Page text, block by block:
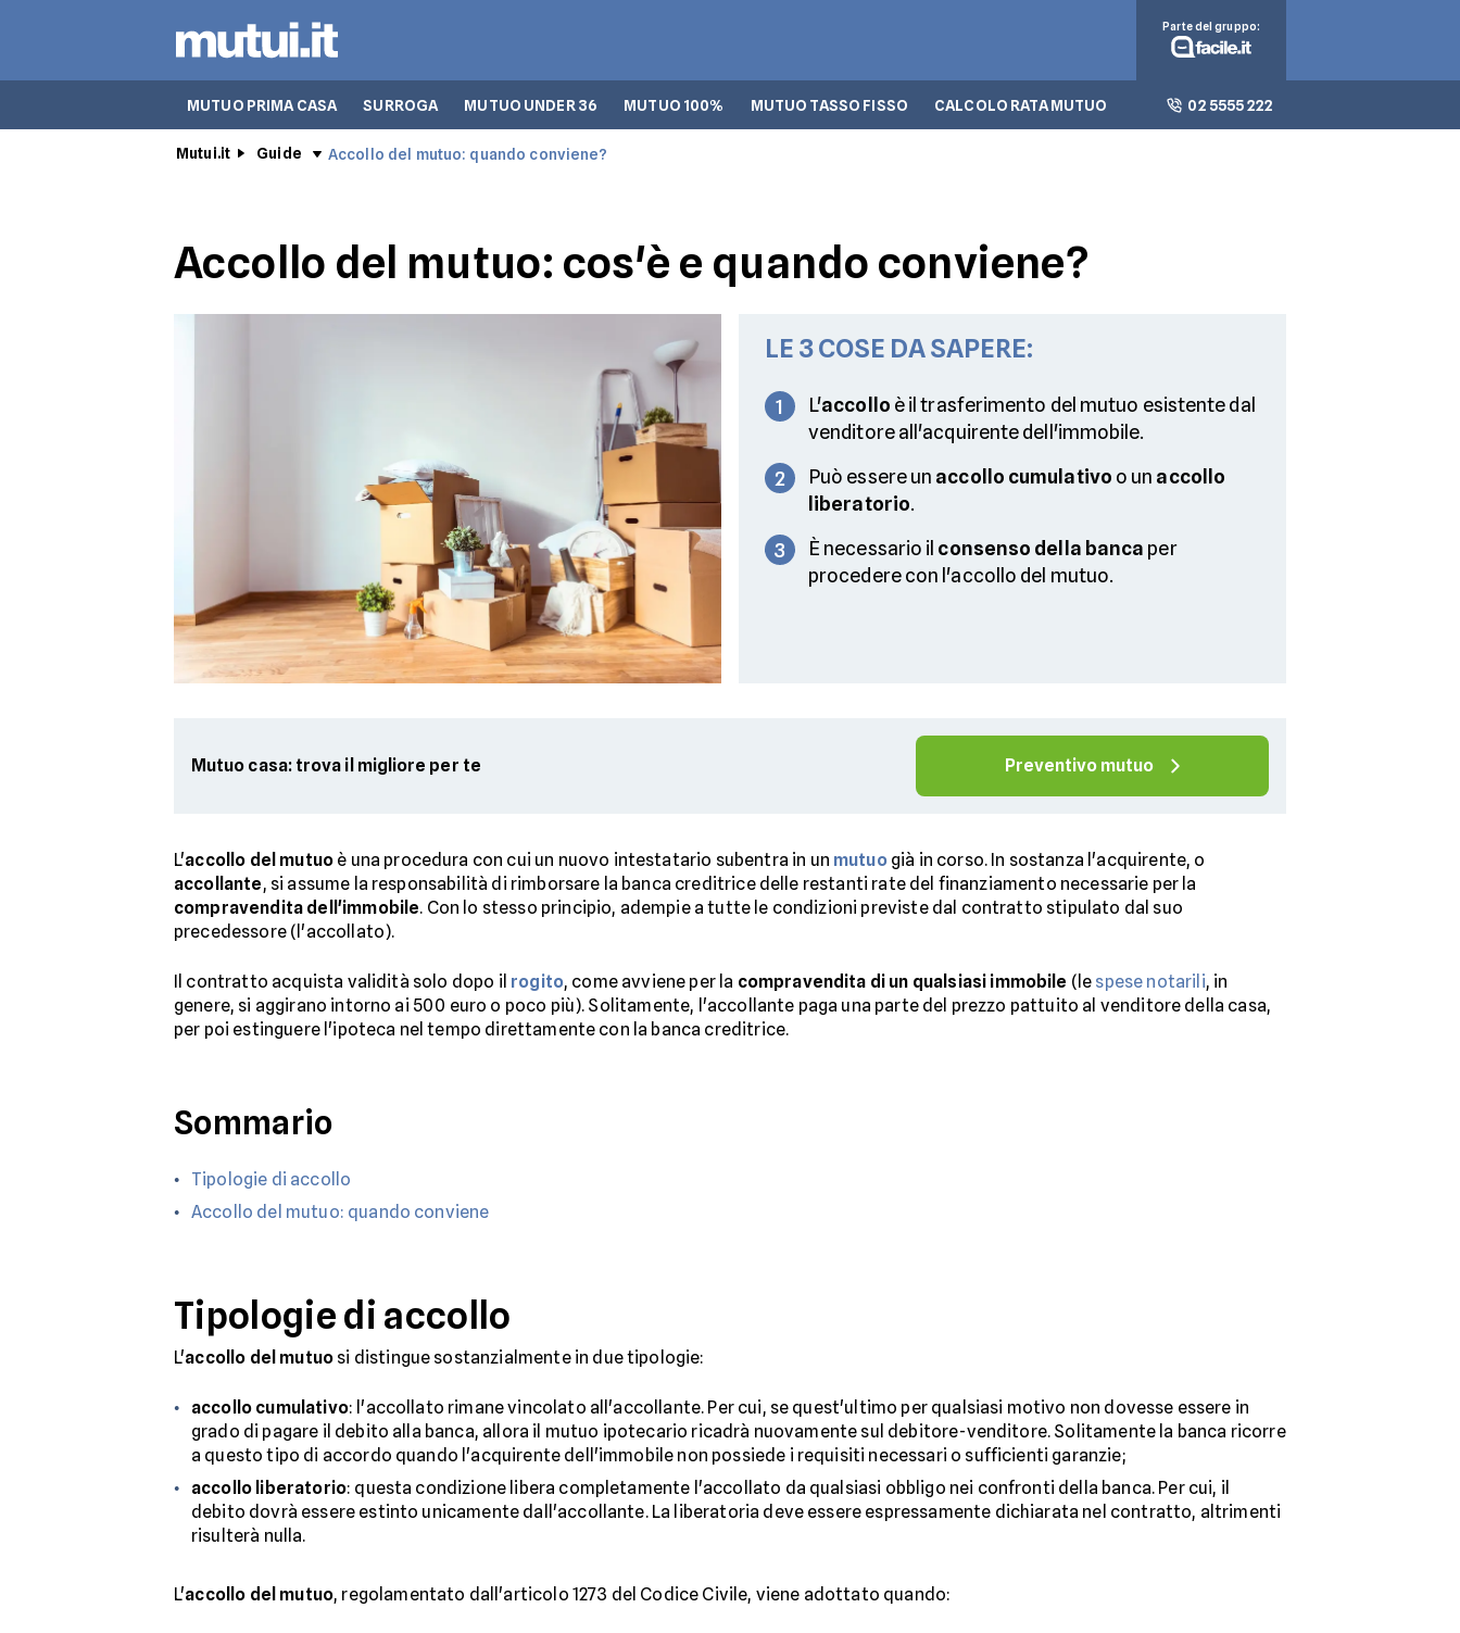
MUTUO PRIMA CASA SURROGA MUTUO UNDER 36 MUTUO 100% MUTUO TASSO FISSO CALCOLO RATA MUTUO 02 5555 222
Parte del gruppo:
Mutui.it Guide Accollo del mutuo: quando conviene?
Accollo del mutuo: cos'è e quando conviene?
LE 3 COSE DA SAPERE:
1 L'accollo è il trasferimento del mutuo esistente dal
venditore all'acquirente dell'immobile.
2 Può essere un accollo cumulativo o un accollo
liberatorio.
3 È necessario il consenso della banca per
procedere con l'accollo del mutuo.
Mutuo casa: trova il migliore per te Preventivo mutuo
L'accollo del mutuo è una procedura con cui un nuovo intestatario subentra in un mutuogià in corso. In sostanza l'acquirente, o
accollante, si assume la responsabilità di rimborsare la banca creditrice delle restanti rate del finanziamento necessarie per la
compravendita dell'immobile. Con lo stesso principio, adempie a tutte le condizioni previste dal contratto stipulato dal suo
precedessore (l'accollato).
Il contratto acquista validità solo dopo il rogito, come avviene per la compravendita di un qualsiasi immobile (le spese notarili, in
genere, si aggirano intorno ai 500 euro o poco più). Solitamente, l'accollante paga una parte del prezzo pattuito al venditore della casa,
per poi estinguere l'ipoteca nel tempo direttamente con la banca creditrice.
Sommario
Tipologie di accollo
Accollo del mutuo: quando conviene
Tipologie di accollo
L'accollo del mutuo si distingue sostanzialmente in due tipologie:
accollo cumulativo: l'accollato rimane vincolato all'accollante. Per cui, se quest'ultimo per qualsiasi motivo non dovesse essere in
grado di pagare il debito alla banca, allora il mutuo ipotecario ricadrà nuovamente sul debitore-venditore. Solitamente la banca ricorre
a questo tipo di accordo quando l'acquirente dell'immobile non possiede i requisiti necessari o sufficienti garanzie;
accollo liberatorio: questa condizione libera completamente l'accollato da qualsiasi obbligo nei confronti della banca. Per cui, il
debito dovrà essere estinto unicamente dall'accollante. La liberatoria deve essere espressamente dichiarata nel contratto, altrimenti
risulterà nulla.
L'accollo del mutuo, regolamentato dall'articolo 1273 del Codice Civile, viene adottato quando: